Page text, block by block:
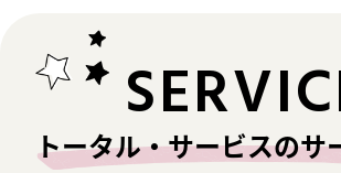
トータル・サービスのサ